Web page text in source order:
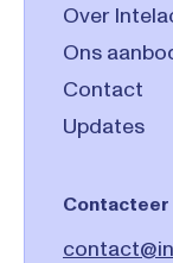
Over
Ons
Contact
Updates
Contacteer